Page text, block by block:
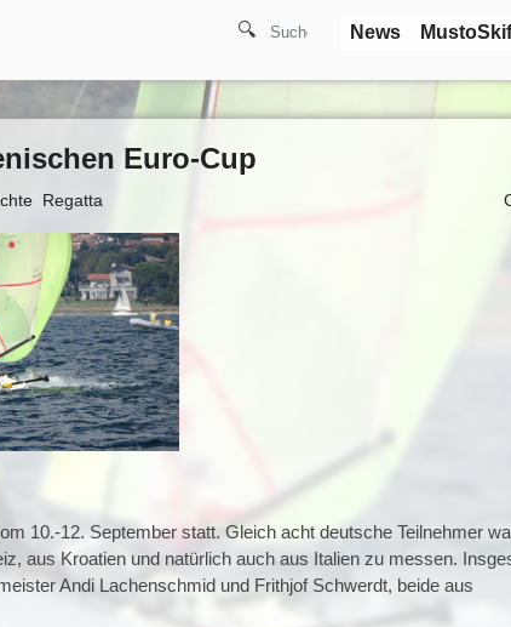
🔍 News
Euro-Cup
Regatta
10.-12. September statt. Gleich acht deutsche Teilnehmer
aus Kroatien und natürlich auch aus Italien zu messen.
Andi Lachenschmid und Frithjof Schwerdt, beide aus